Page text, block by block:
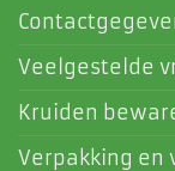
Veelgestelde
Kruiden
Verpakking en